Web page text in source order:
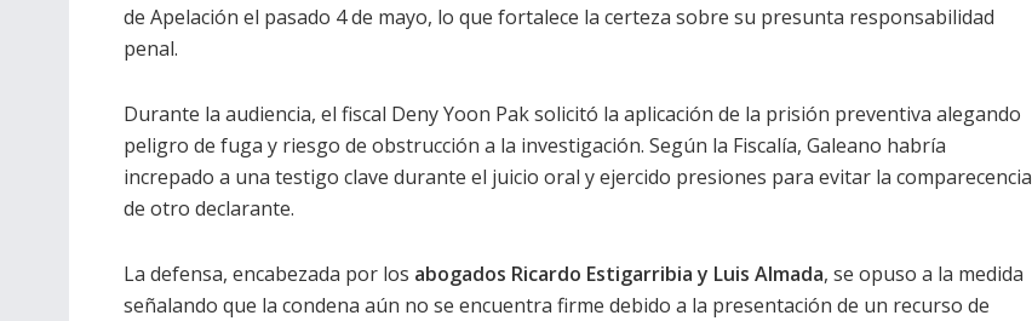
de Apelación el pasado 4 de mayo, lo que fortalece la certeza sobre su presunta responsabilidad
penal.
Durante la audiencia, el fiscal Deny Yoon Pak solicitó la aplicación de la prisión preventiva alegando
peligro de fuga y riesgo de obstrucción a la investigación. Según la Fiscalía, Galeano habría
increpado a una testigo clave durante el juicio oral y ejercido presiones para evitar la comparecencia
de otro declarante.
La defensa, encabezada por los abogados Ricardo Estigarribia y Luis Almada, se opuso a la medida
señalando que la condena aún no se encuentra firme debido a la presentación de un recurso de